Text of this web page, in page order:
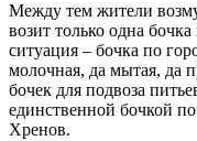
Между тем жители
возит только одна
ситуация – бочка по
молочная, да мытая, да
бочек для подвоза
единственной бочкой
Хренов.